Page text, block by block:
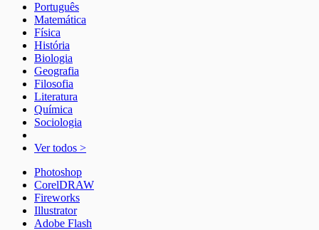
Português
Matemática
Física
História
Biologia
Geografia
Filosofia
Literatura
Química
Sociologia
Ver todos >
Photoshop
CorelDRAW
Fireworks
Illustrator
Adobe Flash